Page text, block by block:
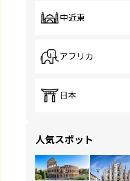
中近東
アフリカ
日本
人気スポット